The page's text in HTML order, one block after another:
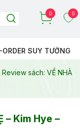
0 0
ORDER SUY TƯỞNG
Review sách: VỀ NHÀ
– Kim Hye –